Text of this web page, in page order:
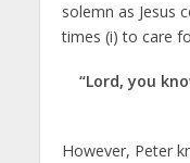
solemn as Jesus
times (i) to care
“Lord, you
However, Peter